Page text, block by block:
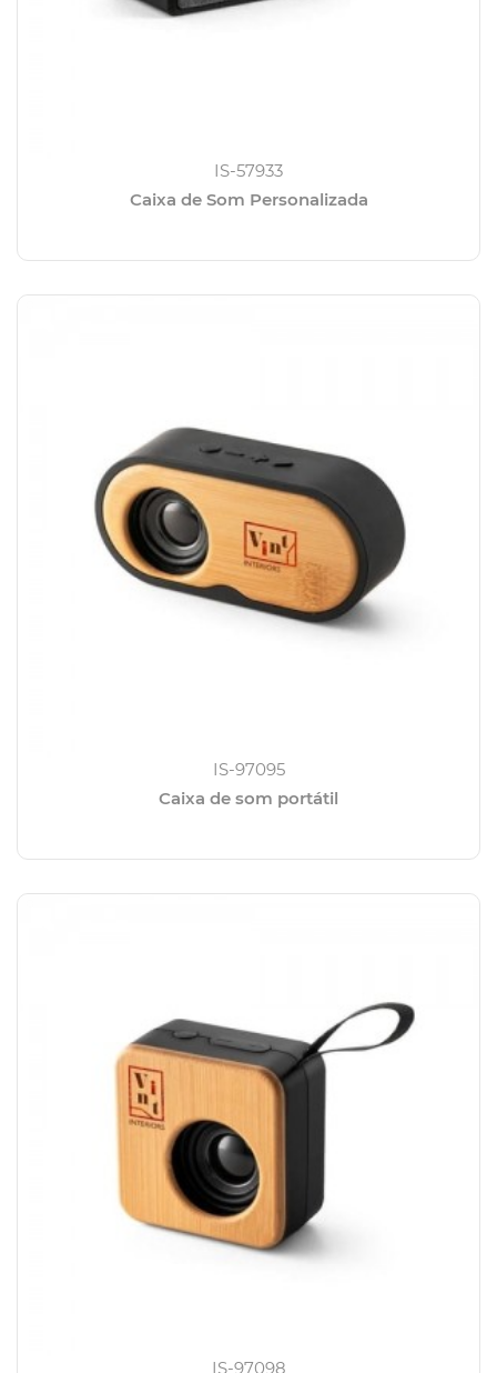
IS-57933
Caixa de Som Personalizada
IS-97095
Caixa de som portátil
IS-97098